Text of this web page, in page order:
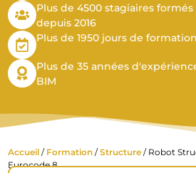
Plus de 4500 stagiaires
depuis 2016
Plus de 1950 jours de
Plus de 35 années
BIM
Accueil / Formation /Structure / Robot
Eurocode 8